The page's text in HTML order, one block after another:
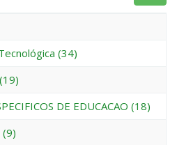
(34)
DE EDUCACAO (18)
(9)